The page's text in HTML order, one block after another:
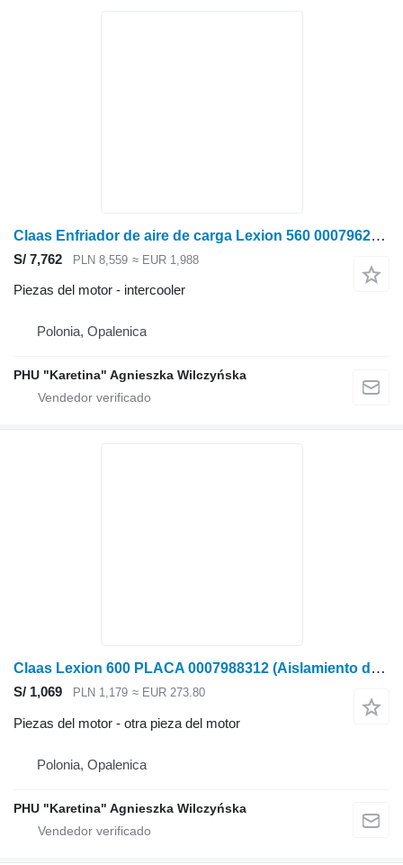
Claas Enfriador de aire de carga Lexion 560 0007962861 (Motor c intercooler para Claas
S/ 7,762 PLN 8,559 ≈ EUR 1,988
Piezas del motor - intercooler
Polonia, Opalenica
PHU "Karetina" Agnieszka Wilczyńska
Claas Lexion 600 PLACA 0007988312 (Aislamiento del motor) para Claas
S/ 1,069 PLN 1,179 ≈ EUR 273.80
Piezas del motor - otra pieza del motor
Polonia, Opalenica
PHU "Karetina" Agnieszka Wilczyńska